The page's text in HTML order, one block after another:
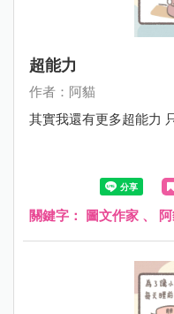
超能力
作者：阿貓
其實我還有更多超能力
關鍵字： 圖文作家 、